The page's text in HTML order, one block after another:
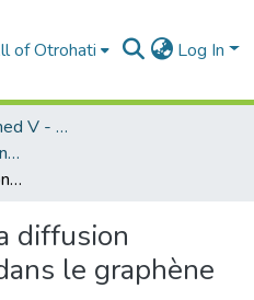
of Otrohati Log In
Université Mohammed V - Rabat
CEDoc - Sciences et Technologies
modélisation de la diffusion phonon-impurté dans le graphène monocouche
diffusion
le graphène